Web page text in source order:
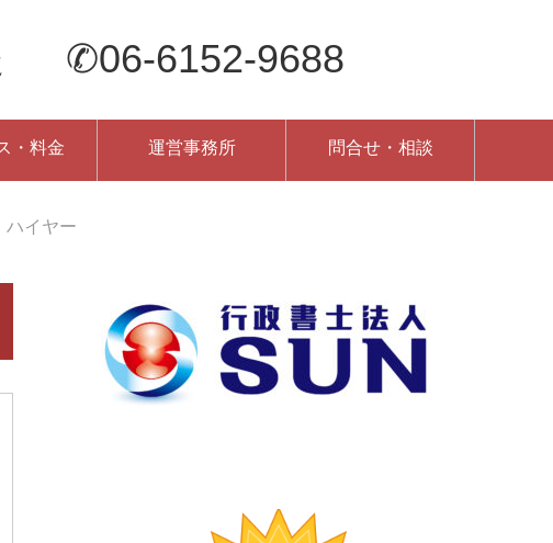
✆06-6152-9688
・料金 運営事務所 問合せ・相談
イヤー